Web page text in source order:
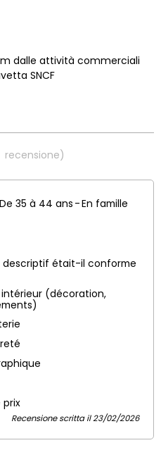
m dalle attività commerciali
SNCF
recensione)
De 35 à 44 ans
En famille
descriptif était-il conforme
(décoration,
prix
Recensione scritta il 23/02/2026